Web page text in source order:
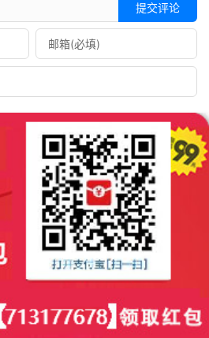
提交评论